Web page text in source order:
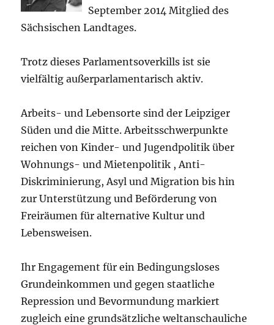
September 2014 Mitglied des
Sächsischen Landtages.
Trotz dieses Parlamentsoverkills ist sie
vielfältig außerparlamentarisch aktiv.
Arbeits- und Lebensorte sind der Leipziger
Süden und die Mitte. Arbeitsschwerpunkte
reichen von Kinder- und Jugendpolitik über
Wohnungs- und Mietenpolitik , Anti-
Diskriminierung, Asyl und Migration bis hin
zur Unterstützung und Beförderung von
Freiräumen für alternative Kultur und
Lebensweisen.
Ihr Engagement für ein Bedingungsloses
Grundeinkommen und gegen staatliche
Repression und Bevormundung markiert
zugleich eine grundsätzliche weltanschauliche